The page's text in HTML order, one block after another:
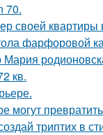
70.
своей
фарфоровой
Мария
кв.
триптих в